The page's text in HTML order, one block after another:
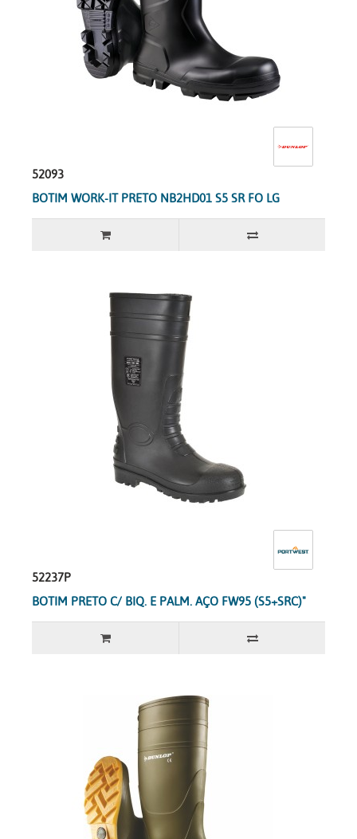
52093
BOTIM WORK-IT PRETO NB2HD01 S5 SR FO LG
52237P
BOTIM PRETO C/ BIQ. E PALM. AÇO FW95 (S5+SRC)"